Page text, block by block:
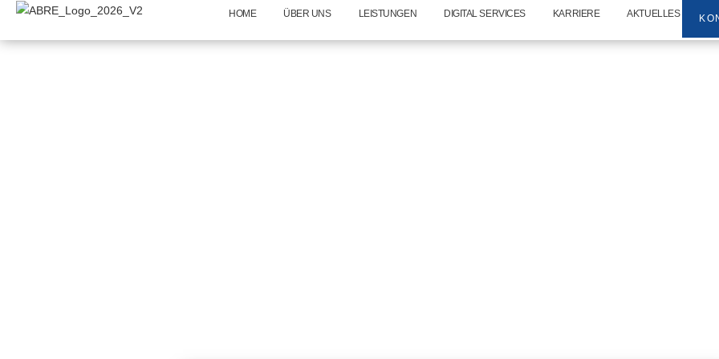
HOME ÜBER UNS LEISTUNGEN DIGITAL SERVICES KARRIERE AKTUELLES